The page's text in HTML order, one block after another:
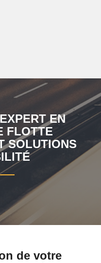
EN
FLOTTE
SOLUTIONS
de votre